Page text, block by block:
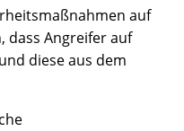
auf
dass Angreifer auf
diese aus dem